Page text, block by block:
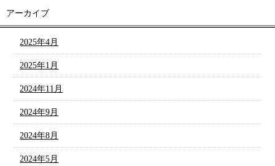
アーカイブ
2025年4月
2025年1月
2024年11月
2024年9月
2024年8月
2024年5月